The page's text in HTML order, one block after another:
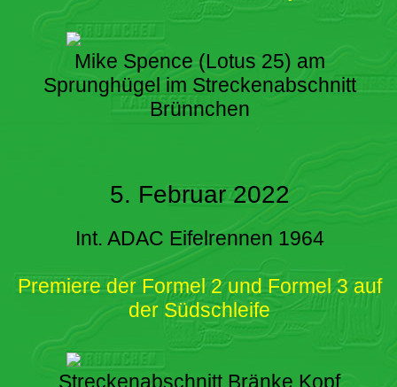
Mike Spence (Lotus 25) am
Sprunghügel im Streckenabschnitt
Brünnchen
5. Februar 2022
Int. ADAC Eifelrennen 1964
Premiere der Formel 2 und Formel 3 auf
der Südschleife
Streckenabschnitt Bränke Kopf